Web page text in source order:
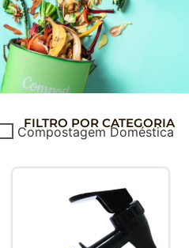
seu Jardim -
FILTRO POR CATEGORIA
Compostagem Doméstica